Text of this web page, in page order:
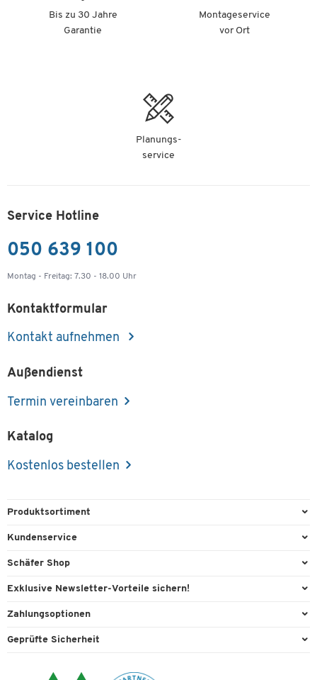
Bis zu 30 Jahre
Garantie
Montageservice
vor Ort
Planungs-
service
Service Hotline
050 639 100
Montag - Freitag: 7.30 - 18.00 Uhr
Kontaktformular
Kontakt aufnehmen
Außendienst
Termin vereinbaren
Katalog
Kostenlos bestellen
Produktsortiment
Büroausstattung
Reinigung & Hygiene
Technik
Kundenservice
Direktbestellung
Recycling
Lieferinformationen
Schäfer Shop
Services & Leistungen
Workplace Solutions
Exklusive Newsletter-Vorteile sichern!
Willkommensgeschenk
Expertenwissen
Zahlungsoptionen
Paypal
Bankeinzug
Geprüfte Sicherheit